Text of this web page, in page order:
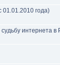
01.01.2010 года)
интернета в